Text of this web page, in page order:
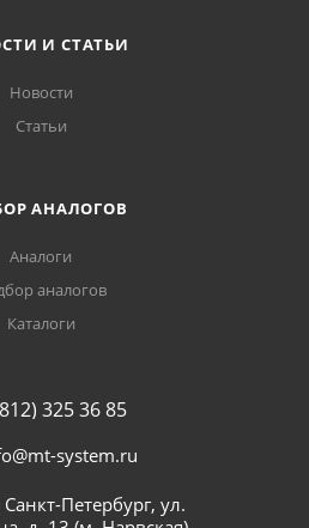
И СТАТЬИ
Новости
Статьи
АНАЛОГОВ
Аналоги
аналогов
Каталоги
325 36 85
system.ru
Петербург, ул.